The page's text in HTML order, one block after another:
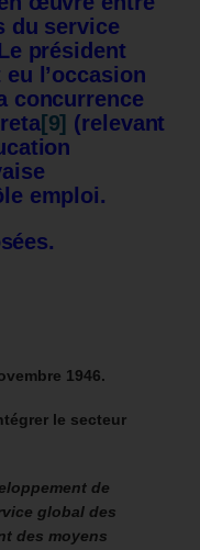
du service
président
l’occasion
concurrence
[9] (relevant
emploi.
1946.
le secteur
de
global des
des moyens